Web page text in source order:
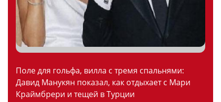
Поле для гольфа, вилла с тремя спальнями:
Давид Манукян показал, как отдыхает с Мари
Краймбрери и тещей в Турции